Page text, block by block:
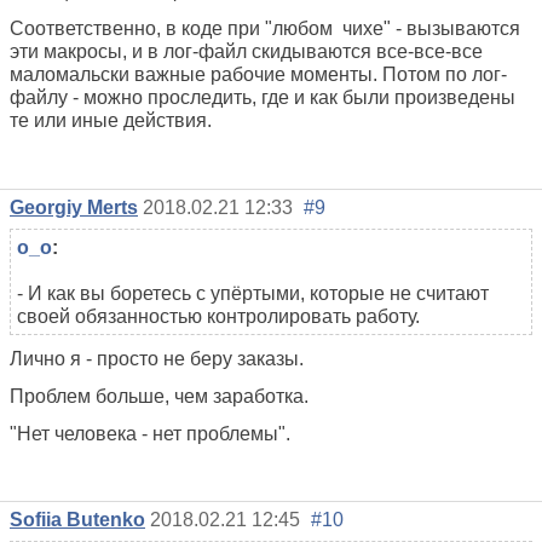
Соответственно, в коде при "любом чихе" - вызываются
эти макросы, и в лог-файл скидываются все-все-все
маломальски важные рабочие моменты. Потом по лог-
файлу - можно проследить, где и как были произведены
те или иные действия.
Georgiy Merts 2018.02.21 12:33 #9
o_o:
- И как вы боретесь с упёртыми, которые не считают
своей обязанностью контролировать работу.
Лично я - просто не беру заказы.
Проблем больше, чем заработка.
"Нет человека - нет проблемы".
Sofiia Butenko 2018.02.21 12:45 #10